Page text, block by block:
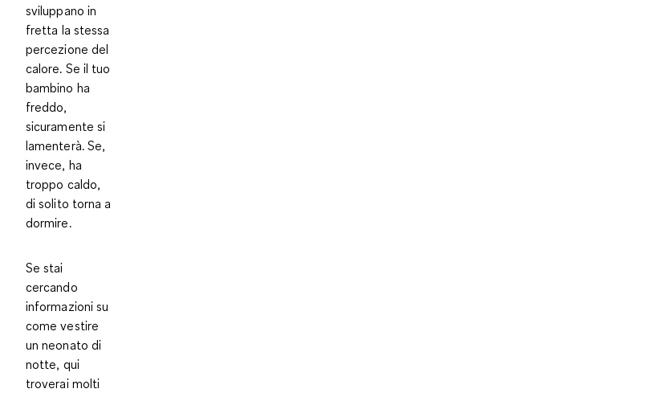
sviluppano in
fretta la stessa
percezione del
calore. Se il tuo
bambino ha
freddo,
sicuramente si
lamenterà. Se,
invece, ha
troppo caldo,
di solito torna a
dormire.
Se stai
cercando
informazioni su
come vestire
un neonato di
notte, qui
troverai molti